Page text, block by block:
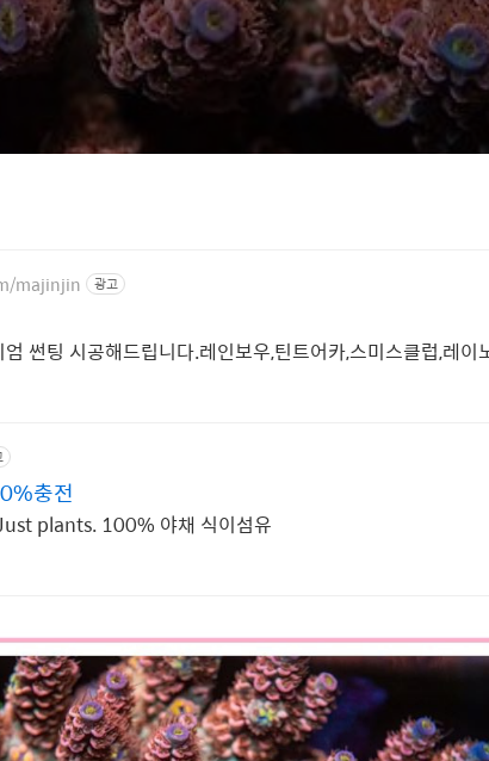
majinjin 광고
썬팅 시공해드립니다.레인보우,틴트어카,스미스클럽,레이
충전
plants. 100% 야채 식이섬유